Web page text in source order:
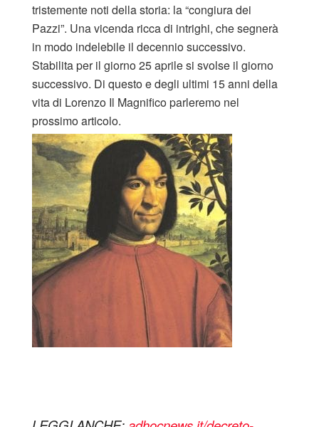
tristemente noti della storia: la “congiura dei
Pazzi”. Una vicenda ricca di intrighi, che segnerà
in modo indelebile il decennio successivo.
Stabilita per il giorno 25 aprile si svolse il giorno
successivo. Di questo e degli ultimi 15 anni della
vita di Lorenzo Il Magnifico parleremo nel
prossimo articolo.